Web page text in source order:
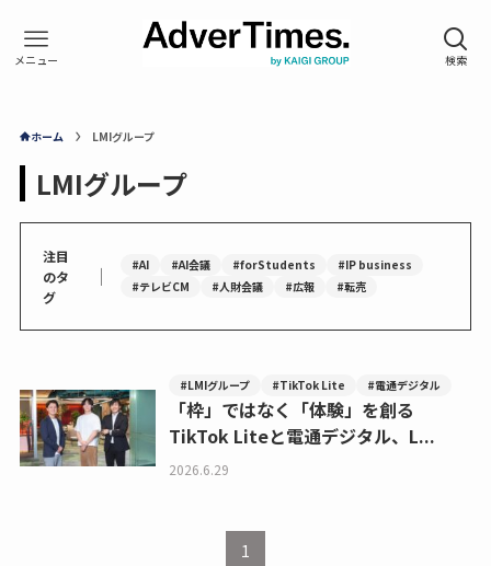
ホーム LMIグループ
LMIグループ
注目
のタ
グ
｜ #AI #AI会議 #forStudents
#IP business
#テレビCM
#人財会議 #広報 #転売
#LMIグループ #TikTok Lite #電通デジタル
「枠」ではなく「体験」を創る
TikTok Liteと電通デジタル、L...
2026.6.29
1